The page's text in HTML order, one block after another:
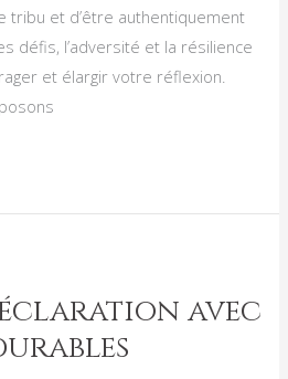
tribu et d’être authentiquement
défis, l’adversité et la résilience
et élargir votre réflexion.
avec